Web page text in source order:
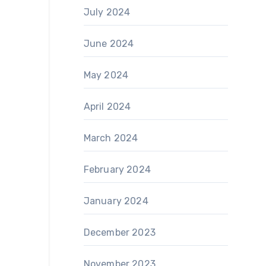
July 2024
June 2024
May 2024
April 2024
March 2024
February 2024
January 2024
December 2023